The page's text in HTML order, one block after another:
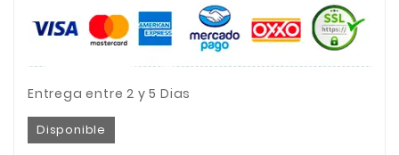
Entrega entre 2 y 5 Dias
Disponible